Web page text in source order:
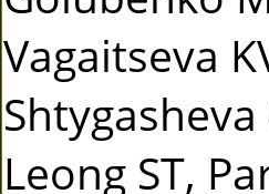
Vagaitseva
Shtygasheva
Leong ST,